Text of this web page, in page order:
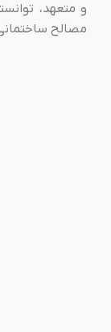
و متعهد،
مصالح